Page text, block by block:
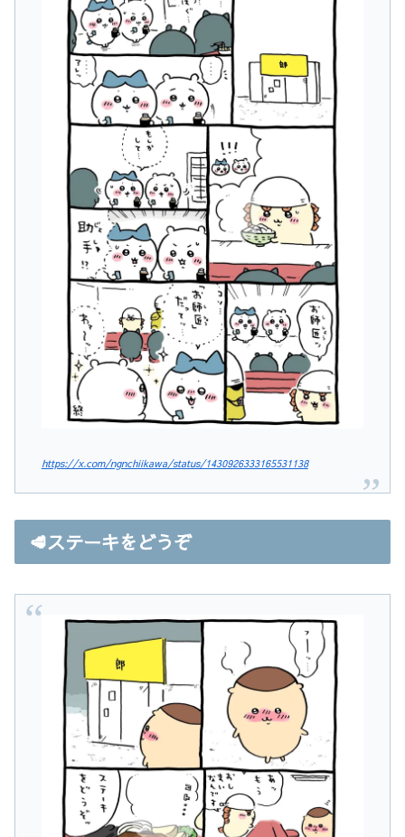
https://x.com/ngnchiikawa/status/1430926333165531138
🥩ステーキをどうぞ